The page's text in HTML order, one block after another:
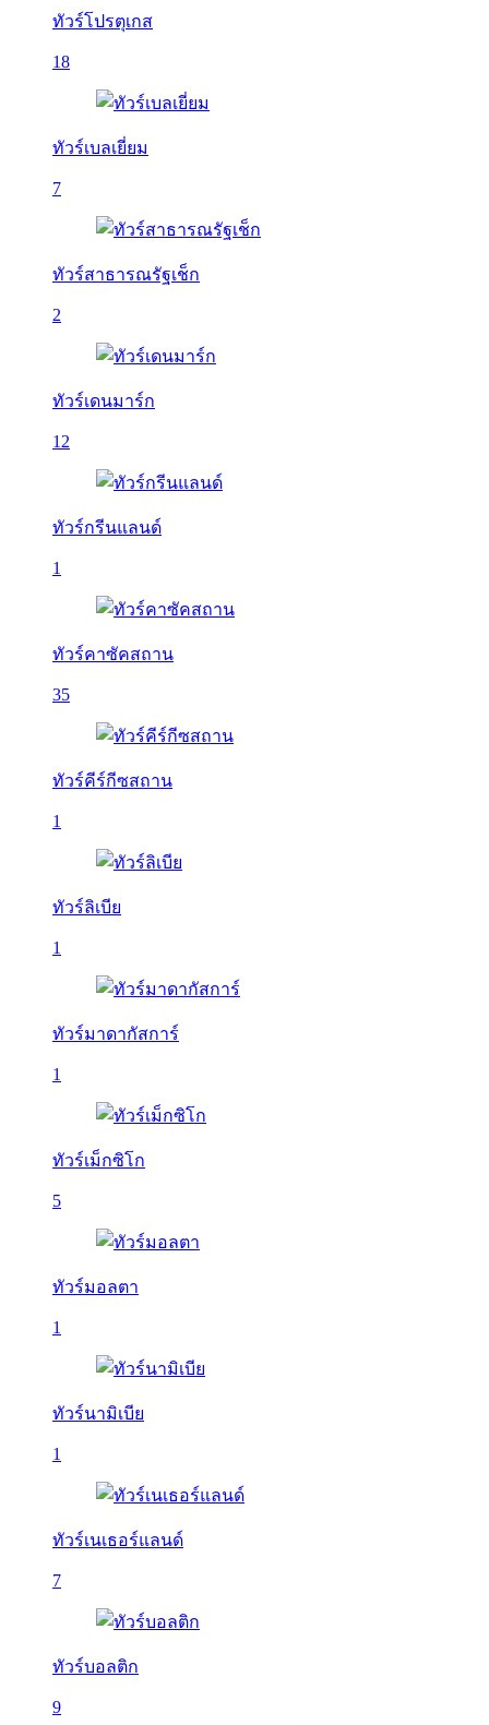
ทัวร์โปรตุเกส
18
ทัวร์เบลเยี่ยม
7
ทัวร์สาธารณรัฐเช็ก
2
ทัวร์เดนมาร์ก
12
ทัวร์กรีนแลนด์
1
ทัวร์คาซัคสถาน
35
ทัวร์คีร์กีซสถาน
1
ทัวร์ลิเบีย
1
ทัวร์มาดากัสการ์
1
ทัวร์เม็กซิโก
5
ทัวร์มอลตา
1
ทัวร์นามิเบีย
1
ทัวร์เนเธอร์แลนด์
7
ทัวร์บอลติก
9